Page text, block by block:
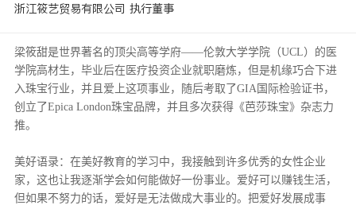
浙江筱艺贸易有限公司 执行董事
梁筱甜是世界著名的顶尖高等学府——伦敦大学学院（UCL）的 医
学院高材生， 毕业后在 医疗投资企业就职磨炼， 但是机缘巧合下进
入珠宝行业，并且爱上这项事业，随后考取 了GIA国际检验证书，
创立了Epica London珠宝品牌，并且 多次获得《芭莎珠宝》杂志力
推。
美好语录 ： 在美好教育的学习中，我接触到许多优秀的女性企业
家，这也让我逐渐学会如何能做好一份事业。 爱好可以赚钱生活，
但如果不努力的话，爱好是无法做成大事业的。 把爱好发展成事